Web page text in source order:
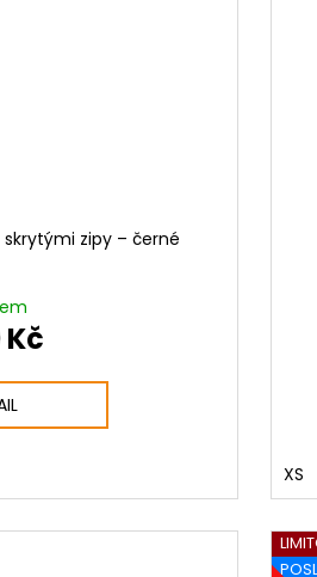
zipy – černé
Kč
XS